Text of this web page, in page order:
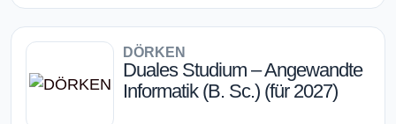
DÖRKEN
Duales Studium – Angewandte
Informatik (B. Sc.) (für 2027)